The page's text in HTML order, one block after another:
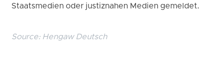
Staatsmedien oder justiznahen Medien gemeldet.
Source: Hengaw Deutsch